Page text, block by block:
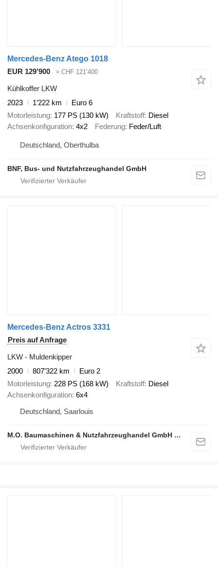
Mercedes-Benz Atego 1018
EUR 129’900
≈ CHF 121’400
Kühlkoffer LKW
2023
1’222 km
Euro 6
Motorleistung 177 PS (130 kW) Kraftstoff Diesel
Achsenkonfiguration 4x2 Federung Feder/Luft
Deutschland, Oberthulba
BNF, Bus- und Nutzfahrzeughandel GmbH
Mercedes-Benz Actros 3331
Preis auf Anfrage
LKW - Muldenkipper
2000
807’322 km
Euro 2
Motorleistung 228 PS (168 kW) Kraftstoff Diesel
Achsenkonfiguration 6x4
Deutschland, Saarlouis
M.O. Baumaschinen & Nutzfahrzeughandel GmbH & CO.